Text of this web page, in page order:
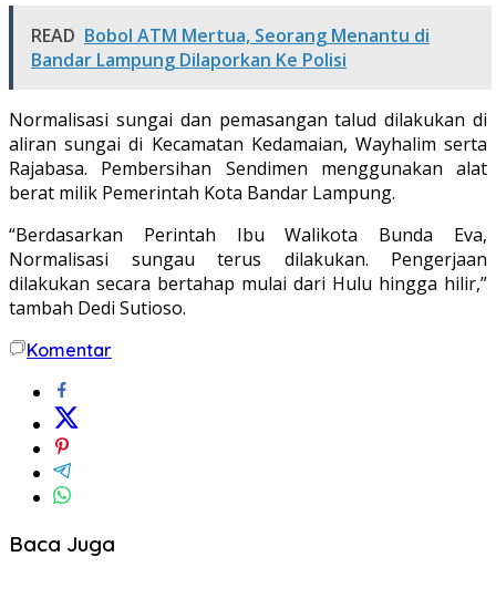
READ Bobol ATM Mertua, Seorang Menantu di
Bandar Lampung Dilaporkan Ke Polisi
Normalisasi sungai dan pemasangan talud dilakukan di
aliran sungai di Kecamatan Kedamaian, Wayhalim serta
Rajabasa. Pembersihan Sendimen menggunakan alat
berat milik Pemerintah Kota Bandar Lampung.
“Berdasarkan Perintah Ibu Walikota Bunda Eva,
Normalisasi sungau terus dilakukan. Pengerjaan
dilakukan secara bertahap mulai dari Hulu hingga hilir,”
tambah Dedi Sutioso.
Komentar
Baca Juga